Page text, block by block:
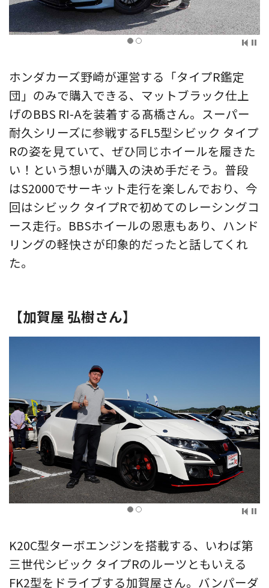
ホンダカーズ野崎が運営する「タイプR鑑定
団」のみで購入できる、マットブラック仕上
げのBBS RI-Aを装着する髙橋さん。スーパー
耐久シリーズに参戦するFL5型シビック タイプ
Rの姿を見ていて、ぜひ同じホイールを履きた
い！という想いが購入の決め手だそう。普段
はS2000でサーキット走行を楽しんでおり、今
回はシビック タイプRで初めてのレーシングコ
ース走行。BBSホイールの恩恵もあり、ハンド
リングの軽快さが印象的だったと話してくれ
た。
【加賀屋 弘樹さん】
K20C型ターボエンジンを搭載する、いわば第
三世代シビック タイプRのルーツともいえる
FK2型をドライブする加賀屋さん。バンパーダ